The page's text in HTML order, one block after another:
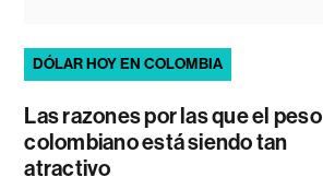
DÓLAR HOY EN COLOMBIA
Las razones por las que el peso
colombiano está siendo tan
atractivo